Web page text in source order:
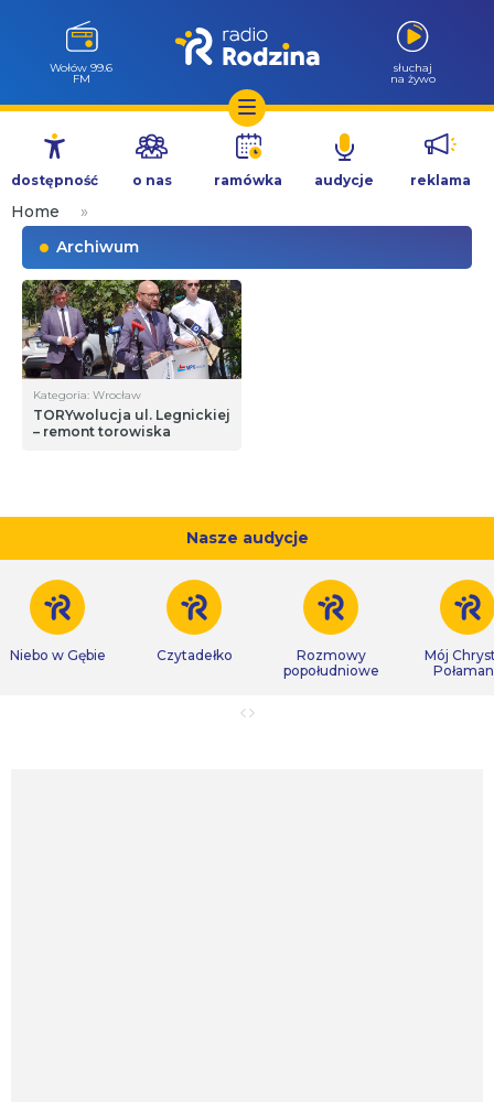
Przejdź
treści
Wołów 99.6
FM
słuchaj
na żywo
dostępność o nas ramówka audycje reklama
Home
»
Archiwum
Kategoria: Wrocław
TORYwolucja ul. Legnickiej
– remont torowiska
Nasze audycje
Niebo w Gębie Czytadełko
Rozmowy
popołudniowe
Mój